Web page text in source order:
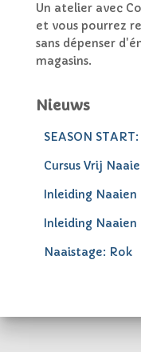
Un atelier avec
et vous pourrez
sans dépenser
magasins.
Nieuws
SEASON
Cursus Vrij
Inleiding Naaien
Inleiding Naaien
Naaistage: Rok